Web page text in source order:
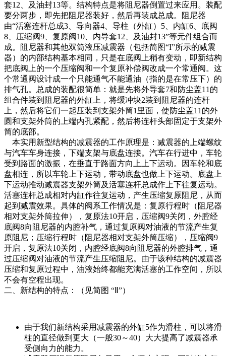
套12、及油封13等。结构特点是将阻尼器倒置过来应用。装配
要分两步，即先把阻尼器装好，然后再装成总成。阻尼器
由“活塞连杆总成3、导向器4、导柱（外缸）5、内缸6、底阀
8、压缩阀9、复原阀10、内导套12、及油封13”等元件组合而
成。阻尼器和其他双筒液压减震器（包括简图“I”所示的减震
器）的内部结构基本相同，只是在底阀上稍有变动，即新结构
把底阀上的一个压缩阀和一个复原补偿阀改成一个常通阀。这
个常通阀设计成一个只能通气不能通油（指的是在常压下）的
排气孔。总成的装配很简单：就是先将外导套7和防尘盖11的
组合件装到阻尼器的外缸上，将缓冲块2装到阻尼器的连杆
上，然后将它们一起压装到支架外筒1里面，使防尘盖11的外
圆和支架外筒的上端内孔紧配，然后将连杆头部固定于支架外
筒的底部。
本实用新型结构的减震器的工作原理是：减震器的上端螺纹
与汽车车身连接，下端支架与底盘连接。汽车在行进中，车轮
受到路面的激振，在垂直于路面方向上上下运动。因车轮和底
盘相连，所以车轮上下运动，带动底盘也做上下运动。底盘上
下运动推动减震器支架外筒及活塞连杆总成作上下往复运动。
活塞连杆总成相对内缸作往复运动，产生压缩复原阻尼，从而
起到减震效果。具体的阀系工作情况是：复原行程时（阻尼器
相对支架外筒拉伸），复原法10开启，压缩阀9关闭，外腔经
底阀8向阻尼器的内腔补气，通过复原阀对油液的节流产生复
原阻尼；压缩行程时（阻尼器相对支架外筒压缩），压缩阀9
开启，复原法10关闭，内腔经底阀8向阻尼器的外腔排气，通
过压缩阀对油液的节流产生压缩阻尼。由于该种结构的减震器
压缩和复原过程中，油液始终都能充满活塞的工作空间，所以
不会有空程出现。
二、新结构的特点：（见简图 “Ⅱ”）
由于我们新结构采用减震器的外缸5作为滑柱，可以将滑
柱的直径做到更大（一般30～40）大大提高了减震器承
受侧向力的能力。